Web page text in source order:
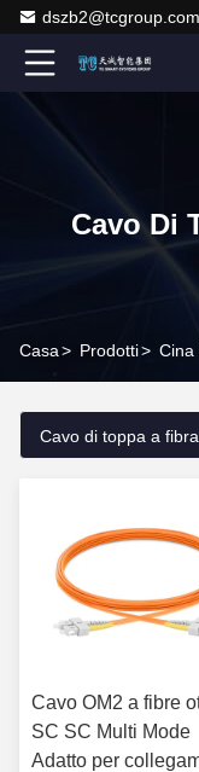
Cavo Di
Casa> Prodotti> Cina
Cavo di toppa a
Cavo OM2 a fibre
SC SC Multi Mode
Adatto per